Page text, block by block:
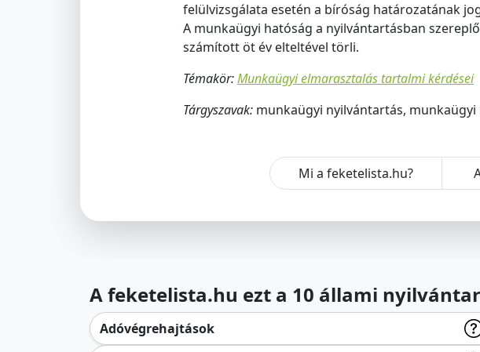
felülvizsgálata esetén a bíróság határozatának
A munkaügyi hatóság a nyilvántartásban
számított öt év elteltével törli.
Témakör:Munkaügyi elmarasztalás tartalmi kérdései
Tárgyszavak: munkaügyi nyilvántartás,
Mi a feketelista.hu?
A feketelista.hu ezt a 10 állami
Adóvégrehajtások